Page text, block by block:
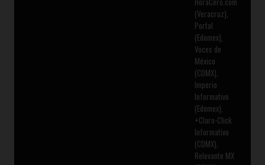
(Veracruz),
Portal
(Edomex),
Voces de
México
(CDMX),
Imperio
Informativo
(Edomex),
+Claro-Click
Informativo
(CDMX),
Relevante MX